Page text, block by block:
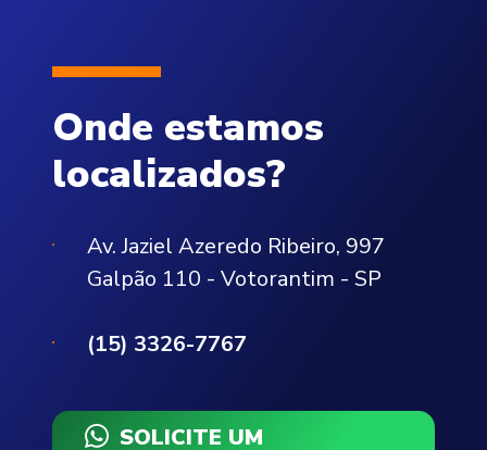
Onde estamos
localizados?
Av. Jaziel Azeredo Ribeiro, 997
Galpão 110 - Votorantim - SP
(15) 3326-7767
SOLICITE UM